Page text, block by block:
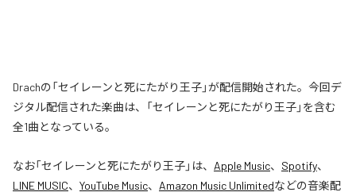
Drachの「セイレーンと死にたがり王子」が配信開始された。今回デ
ジタル配信された楽曲は、「セイレーンと死にたがり王子」を含む
全1曲となっている。
なお「セイレーンと死にたがり王子」は、 Apple Music、 Spotify、
LINE MUSIC、 YouTube Music、 Amazon Music Unlimitedなどの音楽配